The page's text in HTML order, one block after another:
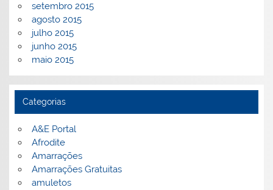
setembro 2015
agosto 2015
julho 2015
junho 2015
maio 2015
Categorias
A&E Portal
Afrodite
Amarrações
Amarrações Gratuitas
amuletos